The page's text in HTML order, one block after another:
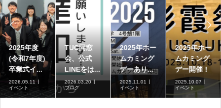

2025年度
(令和7年度)
卒業式イ...
2026.05.11
イベント
TUC同窓
会、公式
LINEをは...
2026.03.20
ブログ
2025年ホー
ムカミング
デーあり...
2025.11.01
イベント
2025年ホー
ムカミング
デー開催！
2025.10.07
イベント
